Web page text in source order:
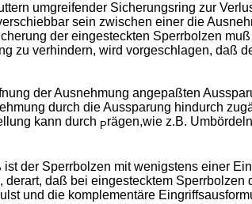
umgreifender Sicherungsring zur
sein zwischen einer die
der eingesteckten Sperrbolzen
zu verhindern, wird vorgeschlagen, daß
der Ausnehmung angepaßten
durch die Aussparung hindurch
kann durch Prägen,wie z.B.
der Sperrbolzen mit wenigstens einer
daß bei eingestecktem
und die komplementäre